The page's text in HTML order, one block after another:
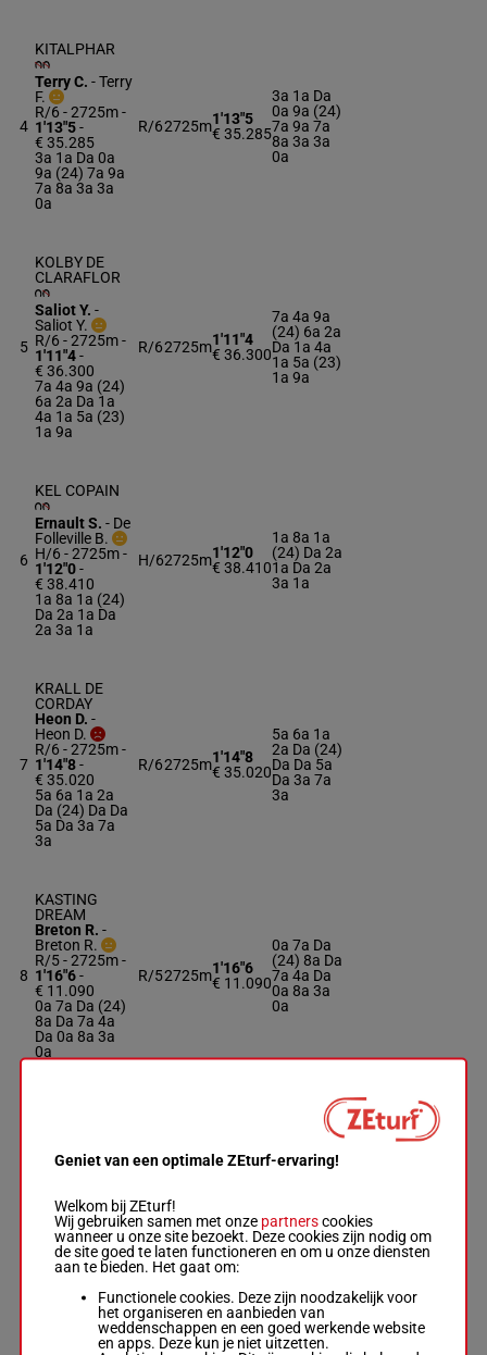
4
KITALPHAR
Terry C. -Terry
F.
R/6 - 2725m-
1'13"5-
€ 35.285
3a 1a Da 0a
9a (24) 7a 9a
7a 8a 3a 3a
0a
R/62725m1'13"5
€ 35.285
3a 1a Da
0a 9a (24)
7a 9a 7a
8a 3a 3a
0a
5
KOLBY DE
CLARAFLOR
Saliot Y. -
Saliot Y.
R/6 - 2725m-
1'11"4-
€ 36.300
7a 4a 9a (24)
6a 2a Da 1a
4a 1a 5a (23)
1a 9a
R/62725m1'11"4
€ 36.300
7a 4a 9a
(24) 6a 2a
Da 1a 4a
1a 5a (23)
1a 9a
6
KEL COPAIN
Ernault S. - De
Folleville B.
H/6 - 2725m-
1'12"0-
€ 38.410
1a 8a 1a (24)
Da 2a 1a Da
2a 3a 1a
H/62725m1'12"0
€ 38.410
1a 8a 1a
(24) Da 2a
1a Da 2a
3a 1a
7
KRALL DE
CORDAY
Heon D. -
Heon D.
R/6 - 2725m-
1'14"8-
€ 35.020
5a 6a 1a 2a
Da (24) Da Da
5a Da 3a 7a
3a
R/62725m1'14"8
€ 35.020
5a 6a 1a
2a Da (24)
Da Da 5a
Da 3a 7a
3a
8
KASTING
DREAM
Breton R. -
Breton R.
R/5 - 2725m-
1'16"6-
€ 11.090
0a 7a Da (24)
8a Da 7a 4a
Da 0a 8a 3a
0a
R/52725m1'16"6
€ 11.090
0a 7a Da
(24) 8a Da
7a 4a Da
0a 8a 3a
0a
Marmion J.P.
1'14"5-
€ 34.005
8a 5a 2a (24)
Da 1a 1a 2a
Da 4a 2a Da
8a 5a 2a
2a
Geniet van een optimale ZEturf-ervaring!
Welkom bij ZEturf!
Wij gebruiken samen met onze partnerscookies
wanneer u onze site bezoekt. Deze cookies zijn nodig om
de site goed te laten functioneren en om u onze diensten
aan te bieden. Het gaat om:
Functionele cookies. Deze zijn noodzakelijk voor
het organiseren en aanbieden van
weddenschappen en een goed werkende website
en apps. Deze kun je niet uitzetten.